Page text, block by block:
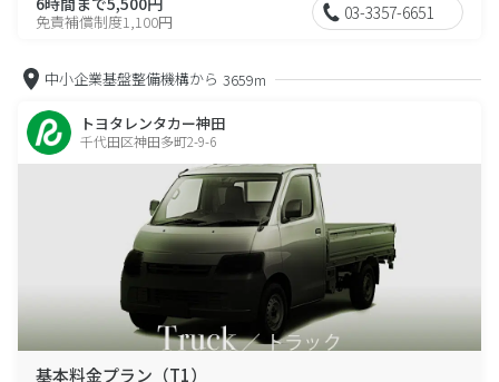
免責補償制度1,100円 03-3357-6651
中小企業基盤整備機構から 3659m
トヨタレンタカー神田
千代田区神田多町2-9-6
基本料金プラン（T1）